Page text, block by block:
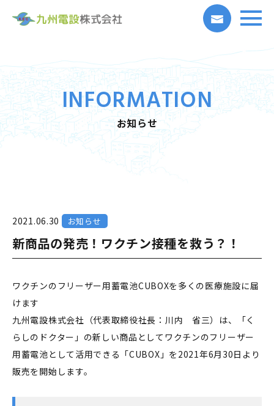
INFORMATION
お知らせ
2021.06.30 お知らせ
新商品の発売！ワクチン接種を救う？！
ワクチンのフリーザー用蓄電池CUBOXを多くの医療施設に届
けます
九州電設株式会社（代表取締役社長：川内 省三）は、「く
らしのドクター」の新しい商品としてワクチンのフリーザー
用蓄電池として活用できる「CUBOX」を2021年6月30日より
販売を開始します。